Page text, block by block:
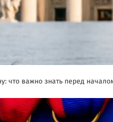
что важно знать перед